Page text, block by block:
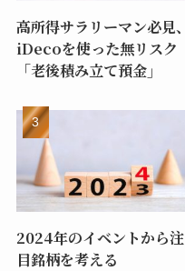
高所得サラリーマン必見、
iDecoを使った無リスク
「老後積み立て預金」
2024年のイベントから注
目銘柄を考える